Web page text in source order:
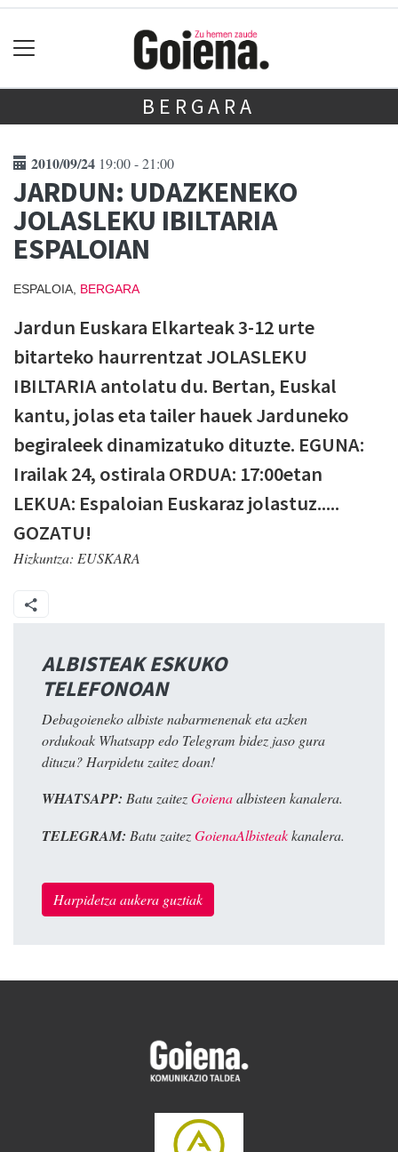
BERGARA
2010/09/24 19:00 - 21:00
JARDUN: UDAZKENEKO
JOLASLEKU IBILTARIA
ESPALOIAN
ESPALOIA, BERGARA
Jardun Euskara Elkarteak 3-12 urte
bitarteko haurrentzat JOLASLEKU
IBILTARIA antolatu du. Bertan, Euskal
kantu, jolas eta tailer hauek Jarduneko
begiraleek dinamizatuko dituzte. EGUNA:
Irailak 24, ostirala ORDUA: 17:00etan
LEKUA: Espaloian Euskaraz jolastuz.....
GOZATU!
Hizkuntza: EUSKARA
ALBISTEAK ESKUKO
TELEFONOAN
Debagoieneko albiste nabarmenenak eta azken
ordukoak Whatsapp edo Telegram bidez jaso gura
dituzu? Harpidetu zaitez doan!
WHATSAPP: Batu zaitezGoienaalbisteen kanalera.
TELEGRAM: Batu zaitezGoienaAlbisteakkanalera.
Harpidetza aukera guztiak